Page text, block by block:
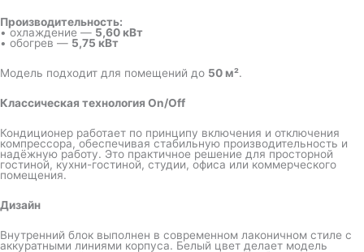
Производительность:
• охлаждение — 5,60 кВт
• обогрев — 5,75 кВт
Модель подходит для помещений до 50 м².
Классическая технология On/Off
Кондиционер работает по принципу включения и отключения
компрессора, обеспечивая стабильную производительность и
надёжную работу. Это практичное решение для просторной
гостиной, кухни-гостиной, студии, офиса или коммерческого
помещения.
Дизайн
Внутренний блок выполнен в современном лаконичном стиле с
аккуратными линиями корпуса. Белый цвет делает модель